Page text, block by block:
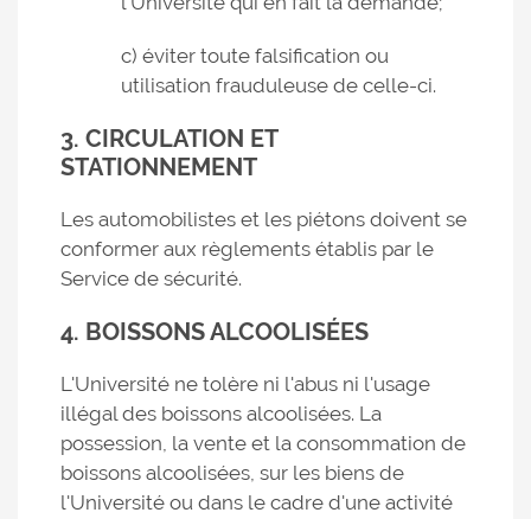
c) éviter toute falsification ou
utilisation frauduleuse de celle-ci.
3. CIRCULATION ET
STATIONNEMENT
Les automobilistes et les piétons doivent se
conformer aux règlements établis par le
Service de sécurité.
4. BOISSONS ALCOOLISÉES
L'Université ne tolère ni l'abus ni l'usage
illégal des boissons alcoolisées. La
possession, la vente et la consommation de
boissons alcoolisées, sur les biens de
l'Université ou dans le cadre d'une activité